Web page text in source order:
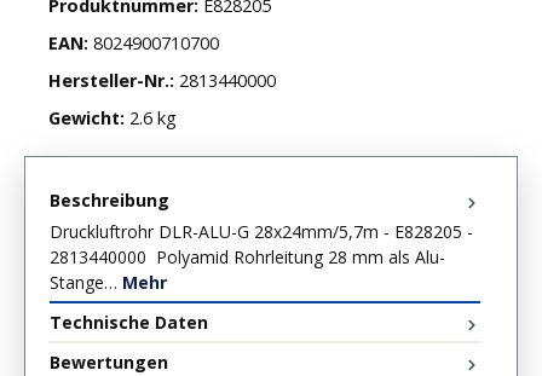
Produktnummer: E828205
EAN: 8024900710700
Hersteller-Nr.: 2813440000
Gewicht: 2.6 kg
Beschreibung
Druckluftrohr DLR-ALU-G 28x24mm/5,7m - E828205 -
2813440000 Polyamid Rohrleitung 28 mm als Alu-
Stange… Mehr
Technische Daten
Bewertungen